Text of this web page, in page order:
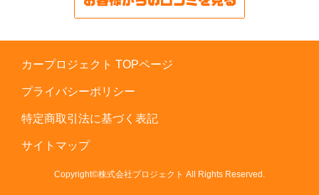
カープロジェクト TOPページ
プライバシーポリシー
特定商取引法に基づく表記
サイトマップ
Copyright©株式会社プロジェクト All Rights Reserved.